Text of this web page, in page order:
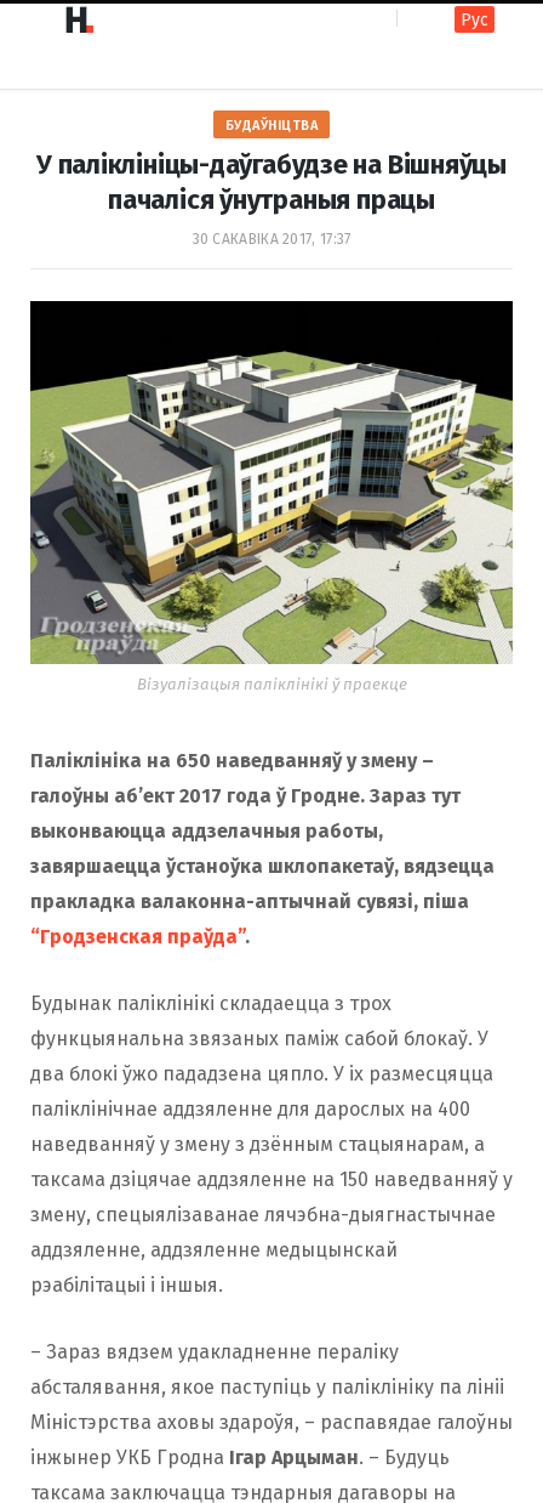
b
o
k
a
g
a
Рус
БУДАЎНІЦТВА
У паліклініцы-даўгабудзе на Вішняўцы
пачаліся ўнутраныя працы
30 САКАВІКА 2017, 17:37
Візуалізацыя паліклінікі ў праекце
Паліклініка на 650 наведванняў у змену –
галоўны аб’ект 2017 года ў Гродне. Зараз тут
выконваюцца аддзелачныя работы,
завяршаецца ўстаноўка шклопакетаў, вядзецца
пракладка валаконна-аптычнай сувязі, піша
“Гродзенская праўда”.
Будынак паліклінікі складаецца з трох
функцыянальна звязаных паміж сабой блокаў. У
два блокі ўжо пададзена цяпло. У іх размесцяцца
паліклінічнае аддзяленне для дарослых на 400
наведванняў у змену з дзённым стацыянарам, а
таксама дзіцячае аддзяленне на 150 наведванняў у
змену, спецыялізаванае лячэбна-дыягнастычнае
аддзяленне, аддзяленне медыцынскай
рэабілітацыі і іншыя.
– Зараз вядзем удакладненне пераліку
абсталявання, якое паступіць у паліклініку па лініі
Міністэрства аховы здароўя, – распавядае галоўны
інжынер УКБ Гродна Ігар Арцыман. – Будуць
таксама заключацца тэндарныя дагаворы на